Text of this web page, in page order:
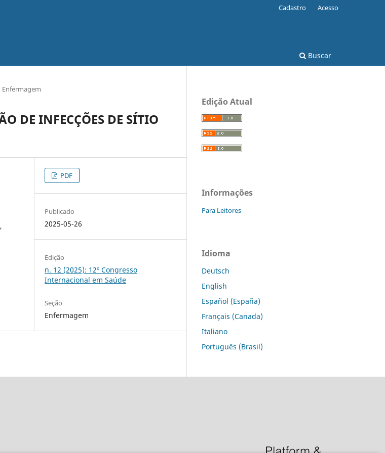
Buscar
Cadastro Acesso
Enfermagem
DE INFECÇÕES DE SÍTIO
PDF
Publicado
2025-05-26
Edição
n. 12 (2025): 12º Congresso
Internacional em Saúde
Seção
Enfermagem
Edição Atual
Informações
Para Leitores
Idioma
Deutsch
English
Español (España)
Français (Canada)
Italiano
Português (Brasil)